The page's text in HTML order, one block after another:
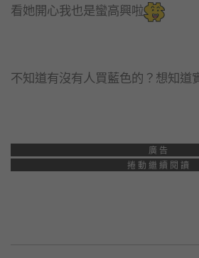
看她開心我也是蠻高興啦
不知道有沒有人買藍色的？想知道
廣告
捲動繼續閱讀